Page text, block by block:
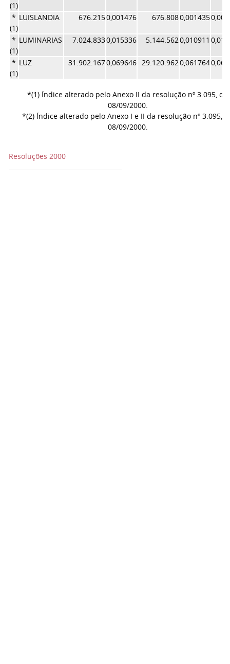
(1)
*
(1)
LUISLANDIA 676.2150,001476 676.8080,001435
*
(1)
LUMINARIAS 7.024.8330,015336 5.144.5620,010911
*
(1)
LUZ 31.902.1670,069646 29.120.9620,061764
*(1) Índice alterado pelo Anexo II da resolução nº 3.095, de
08/09/2000.
*(2) Índice alterado pelo Anexo I e II da resolução nº 3.095,
08/09/2000.
Resoluções 2000